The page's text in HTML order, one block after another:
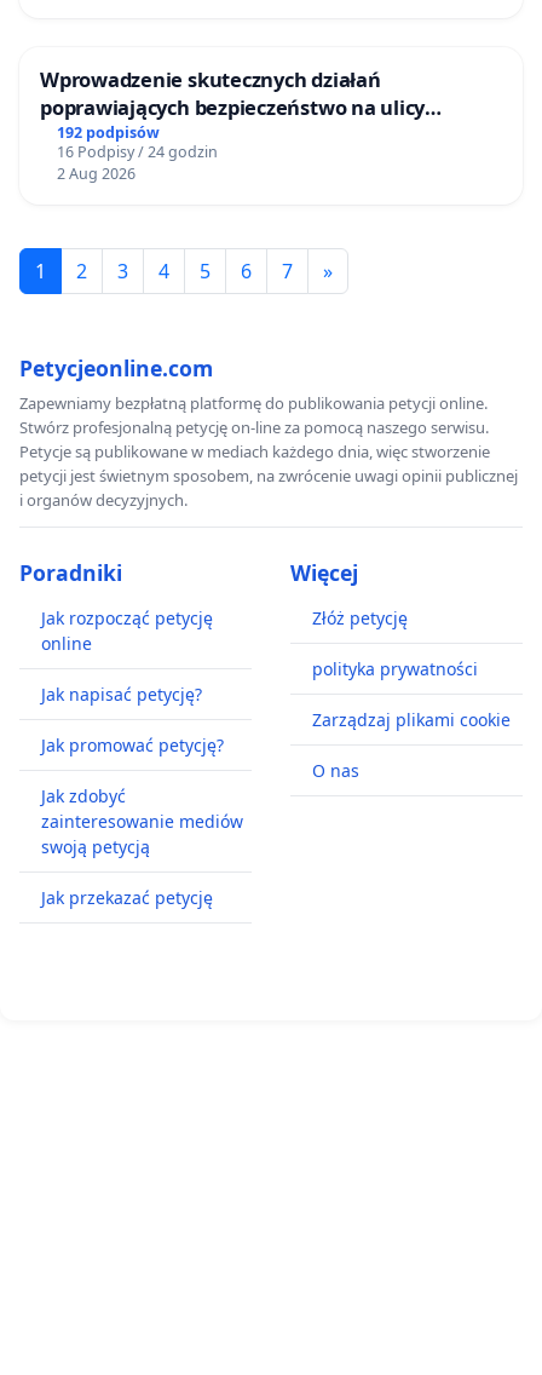
Wprowadzenie skutecznych działań
poprawiających bezpieczeństwo na ulicy
Żeromskiego w Otwocku
192 podpisów
16 Podpisy / 24 godzin
2 Aug 2026
1 2 3 4 5 6 7 »
Petycjeonline.com
Zapewniamy bezpłatną platformę do publikowania petycji online.
Stwórz profesjonalną petycję on-line za pomocą naszego serwisu.
Petycje są publikowane w mediach każdego dnia, więc stworzenie
petycji jest świetnym sposobem, na zwrócenie uwagi opinii publicznej
i organów decyzyjnych.
Poradniki
Jak rozpocząć petycję
online
Jak napisać petycję?
Jak promować petycję?
Jak zdobyć
zainteresowanie mediów
swoją petycją
Jak przekazać petycję
Więcej
Złóż petycję
polityka prywatności
Zarządzaj plikami cookie
O nas